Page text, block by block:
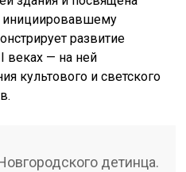
развитие
веках — на ней
культового и светского
детинца.